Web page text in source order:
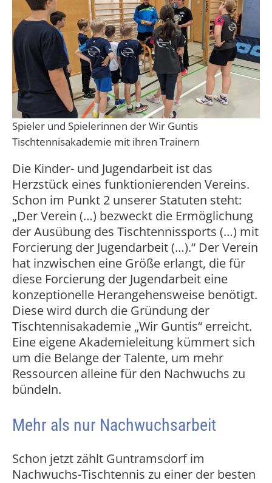
Spieler und Spielerinnen der Wir Guntis
Tischtennisakademie mit ihren Trainern
Die Kinder- und Jugendarbeit ist das
Herzstück eines funktionierenden Vereins.
Schon im Punkt 2 unserer Statuten steht:
„Der Verein (…) bezweckt die Ermöglichung
der Ausübung des Tischtennissports (…) mit
Forcierung der Jugendarbeit (…).“ Der Verein
hat inzwischen eine Größe erlangt, die für
diese Forcierung der Jugendarbeit eine
konzeptionelle Herangehensweise benötigt.
Diese wird durch die Gründung der
Tischtennisakademie „Wir Guntis“ erreicht.
Eine eigene Akademieleitung kümmert sich
um die Belange der Talente, um mehr
Ressourcen alleine für den Nachwuchs zu
bündeln.
Mehr als nur Nachwuchsarbeit
Schon jetzt zählt Guntramsdorf im
Nachwuchs-Tischtennis zu einer der besten